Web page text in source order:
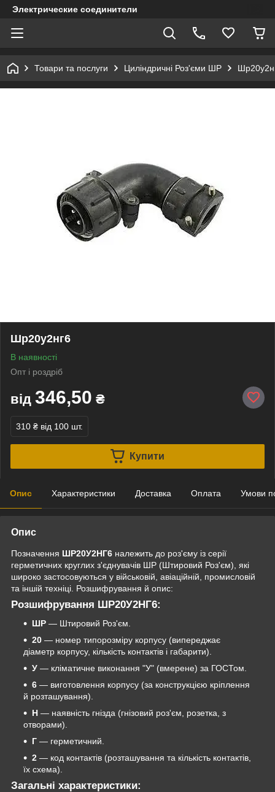
Электрические соединители
Товари та послуги Циліндричні Роз'єми ШР
Шр20у2нг6
В наявності
Опт і роздріб
від 346,50 ₴
310 ₴ від 100 шт.
Купити
Опис Характеристики Доставка Оплата Умови
Опис
Позначення ШР20У2НГ6 належить до роз'єму із серії
герметичних круглих з'єднувачів ШР (Штировий Роз'єм), які
широко застосовуються у військовій, авіаційній, промисловій
та іншій техніці. Розшифрування й опис:
Розшифрування ШР20У2НГ6:
ШР — Штировий Роз'єм.
20 — номер типорозміру корпусу (випереджає
діаметр корпусу, кількість контактів і габарити).
У — кліматичне виконання "У" (вмерене) за ГОСТом.
6 — виготовлення корпусу (за конструкцією кріплення
й розташування).
Н — наявність гнізда (гнізовий роз'єм, розетка, з
отворами).
Г — герметичний.
2 — код контактів (розташування та кількість контактів,
їх схема).
Загальні характеристики: